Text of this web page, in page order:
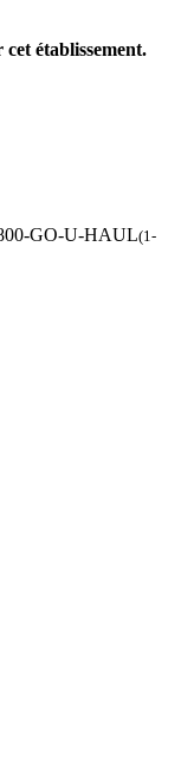
cet établissement.
GO-U-HAUL(1-